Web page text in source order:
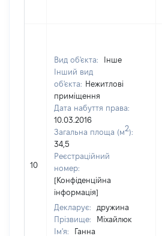
10
Вид об'єкта:
Інше
Інший вид
об'єкта: Нежитлові
приміщення
Дата набуття права:
10.03.2016
Загальна площа (м2):
34,5
Реєстраційний
номер:
[Конфіденційна
інформація]
Декларує:
дружина
Прізвище:
Міхайлюк
Ім'я:
Ганна